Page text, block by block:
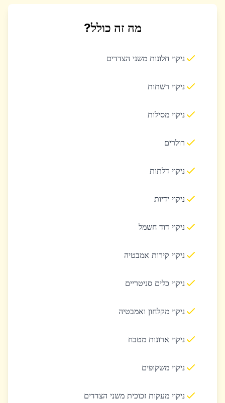
מה זה כולל?
ניקוי חלונות משני הצדדים
ניקוי רשתות
ניקוי מסילות
רולרים
ניקוי דלתות
ניקוי ידיות
ניקוי דוד חשמל
ניקוי קירות אמבטיה
ניקוי כלים סניטריים
ניקוי מקלחון ואמבטיה
ניקוי ארונות מטבח
ניקוי משקופים
ניקוי מעקות זכוכית משני הצדדים